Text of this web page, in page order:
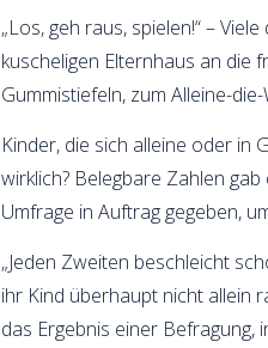
„Los, geh raus, spielen!“ –
kuscheligen Elternhaus an die
Gummistiefeln, zum Alleine-
Kinder, die sich alleine oder in
wirklich? Belegbare Zahlen
Umfrage in Auftrag gegeben,
„Jeden Zweiten beschleicht
ihr Kind überhaupt nicht allein
das Ergebnis einer Befragung,